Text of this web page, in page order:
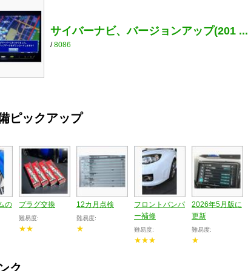
サイバーナビ、バージョンアップ(201 ...
/8086
ピックアップ
の
プラグ交換
難易度:
★★
12カ月点検
難易度:
★
フロントバンパ
ー補修
難易度:
★★★
2026年5月版に
更新
難易度:
★
ク